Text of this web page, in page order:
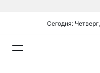
Сегодня: